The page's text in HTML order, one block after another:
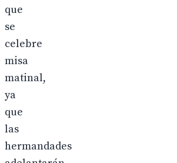
que
se
celebre
misa
matinal,
ya
que
las
hermandades